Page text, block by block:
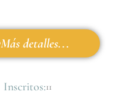
Más detalles...
Inscritos:11